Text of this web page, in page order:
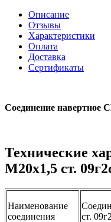
Описание
Отзывы
Характеристики
Оплата
Доставка
Сертификаты
Соединение навертное
Технические
М20х1,5 ст.
Наименование
соединения
ст.